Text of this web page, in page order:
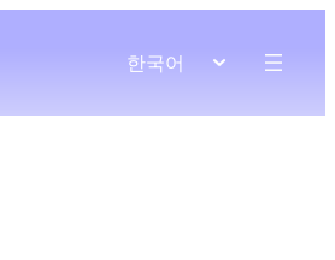
한국어